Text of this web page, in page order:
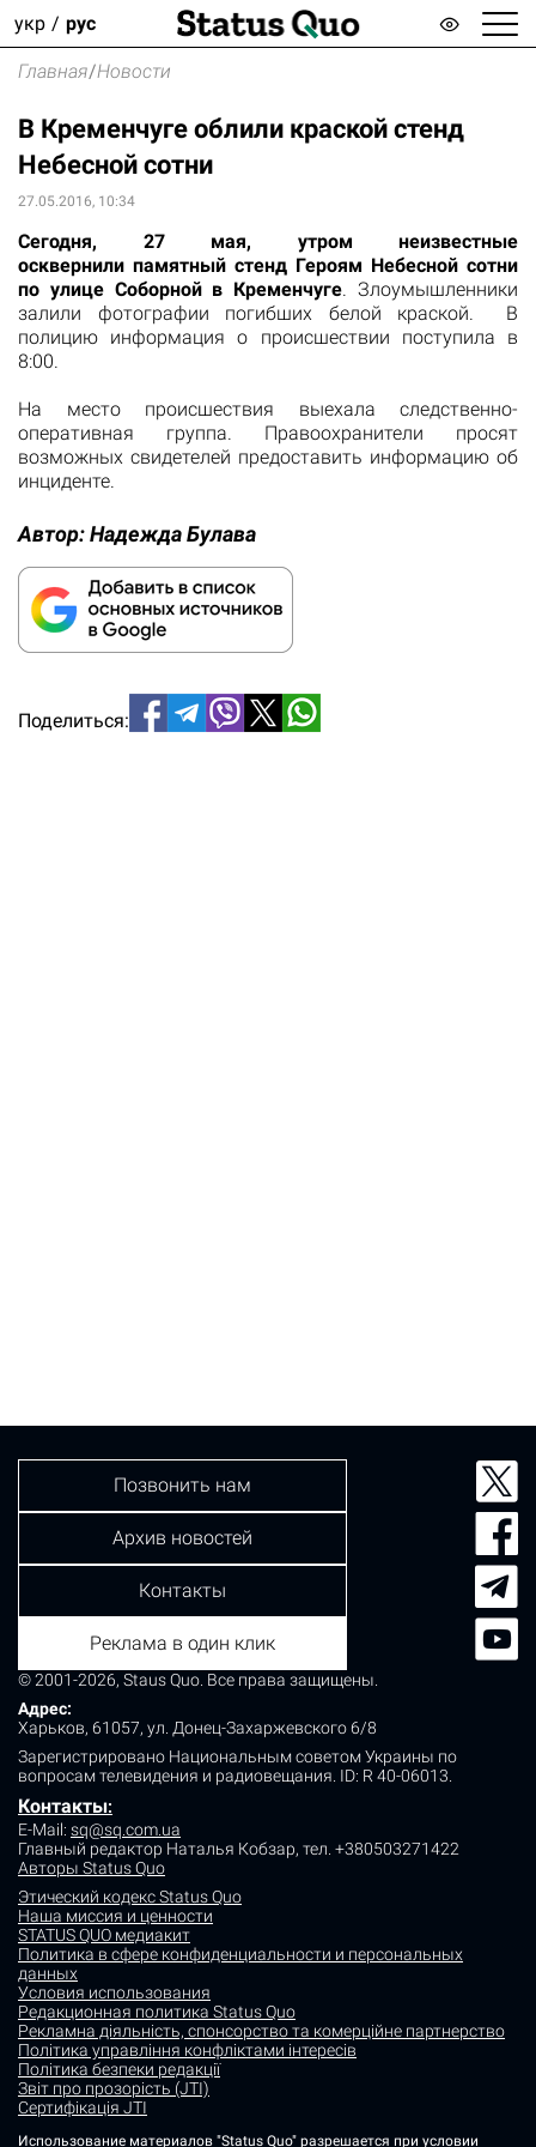
укр рус
Главная/Новости
В Кременчуге облили краской стенд
Небесной сотни
27.05.2016, 10:34
​Сегодня, 27 мая, утром неизвестные
осквернили памятный стенд Героям Небесной сотни
по улице Соборной в Кременчуге. Злоумышленники
залили фотографии погибших белой краской. В
полицию информация о происшествии поступила в
8:00.
На место происшествия выехала следственно-
оперативная группа. Правоохранители просят
возможных свидетелей предоставить информацию об
инциденте.
Автор:Надежда Булава
Поделиться:
© 2001-2026, Staus Quo. Все права защищены.
Адрес:
Харьков, 61057, ул. Донец-Захаржевского 6/8
Зарегистрировано Национальным советом Украины по
вопросам телевидения и радиовещания. ID: R 40-06013.
Контакты:
E-Mail: sq@sq.com.ua
Главный редактор Наталья Кобзар, тел. +380503271422
Авторы Status Quo
Этический кодекс Status Quo
Наша миссия и ценности
STATUS QUO медиакит
Политика в сфере конфиденциальности и персональных
данных
Условия использования
Редакционная политика Status Quo
Рекламна діяльність, спонсорство та комерційне партнерство
Політика управління конфліктами інтересів
Політика безпеки редакції
Звіт про прозорість (JTI)
Сертифікація JTI
Позвонить нам
Архив новостей
Контакты
Реклама в один клик
Использование материалов "Status Quo" разрешается при условии